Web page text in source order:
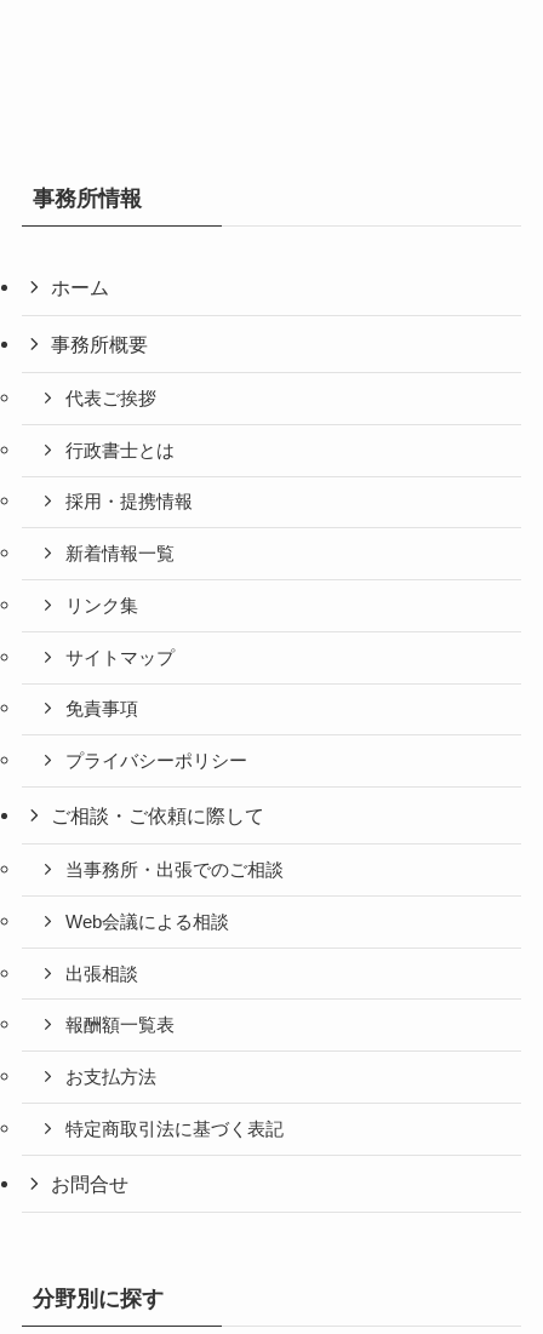
事務所情報
ホーム
事務所概要
代表ご挨拶
行政書士とは
採用・提携情報
新着情報一覧
リンク集
サイトマップ
免責事項
プライバシーポリシー
ご相談・ご依頼に際して
当事務所・出張でのご相談
Web会議による相談
出張相談
報酬額一覧表
お支払方法
特定商取引法に基づく表記
お問合せ
分野別に探す